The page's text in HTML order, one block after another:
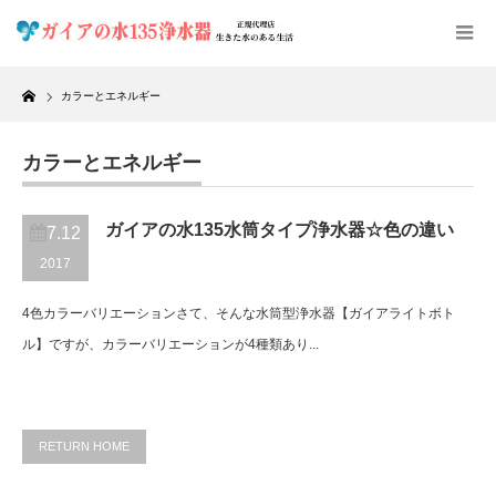
Home
カラーとエネルギー
カラーとエネルギー
7.12
2017
ガイアの水135水筒タイプ浄水器☆色の違い
4色カラーバリエーションさて、そんな水筒型浄水器【ガイアライトボト
ル】ですが、カラーバリエーションが4種類あり...
RETURN HOME